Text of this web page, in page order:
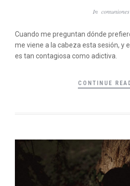
In comuniones
Cuando me preguntan dónde
me viene a la cabeza esta sesión, y
es tan contagiosa como adictiva.
CONTINUE